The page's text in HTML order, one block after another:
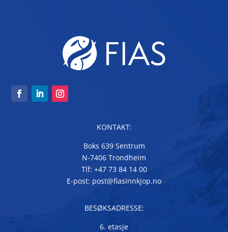
KONTAKT:
Boks 639 Sentrum
N-7406 Trondheim
Tlf: +47 73 84 14 00
E-post: post@fiasinnkjop.no
BESØKSADRESSE:
6. etasje